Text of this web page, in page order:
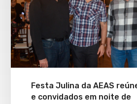
Festa Julina da AEAS
e convidados em noite de